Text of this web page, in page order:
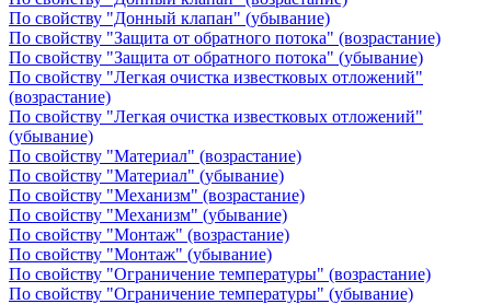
По свойству "Донный клапан" (убывание)
По свойству "Защита от обратного потока" (возрастание)
По свойству "Защита от обратного потока" (убывание)
По свойству "Легкая очистка известковых отложений"
(возрастание)
По свойству "Легкая очистка известковых отложений"
(убывание)
По свойству "Материал" (возрастание)
По свойству "Материал" (убывание)
По свойству "Механизм" (возрастание)
По свойству "Механизм" (убывание)
По свойству "Монтаж" (возрастание)
По свойству "Монтаж" (убывание)
По свойству "Ограничение температуры" (возрастание)
По свойству "Ограничение температуры" (убывание)